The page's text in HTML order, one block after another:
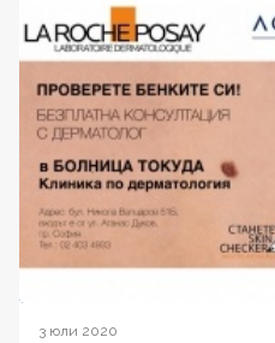
3 юли 2020